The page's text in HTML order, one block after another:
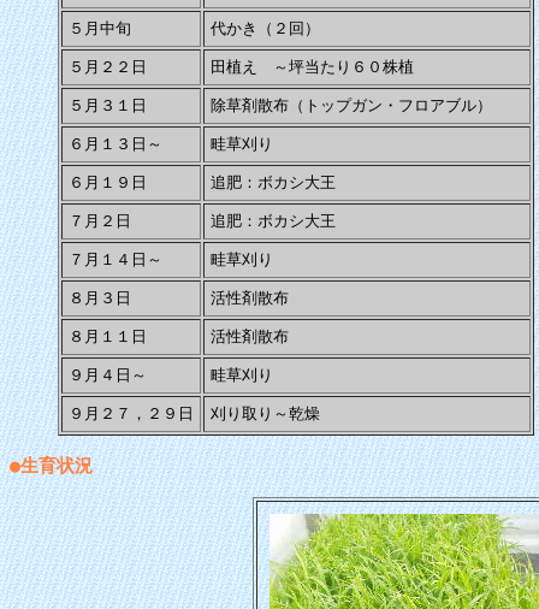
５月中旬 代かき（２回）
５月２２日 田植え ～坪当たり６０株植
５月３１日 除草剤散布（トップガン・フロアブル）
６月１３日～ 畦草刈り
６月１９日 追肥：ボカシ大王
７月２日 追肥：ボカシ大王
７月１４日～ 畦草刈り
８月３日 活性剤散布
８月１１日 活性剤散布
９月４日～ 畦草刈り
９月２７，２９日 刈り取り～乾燥
●生育状況